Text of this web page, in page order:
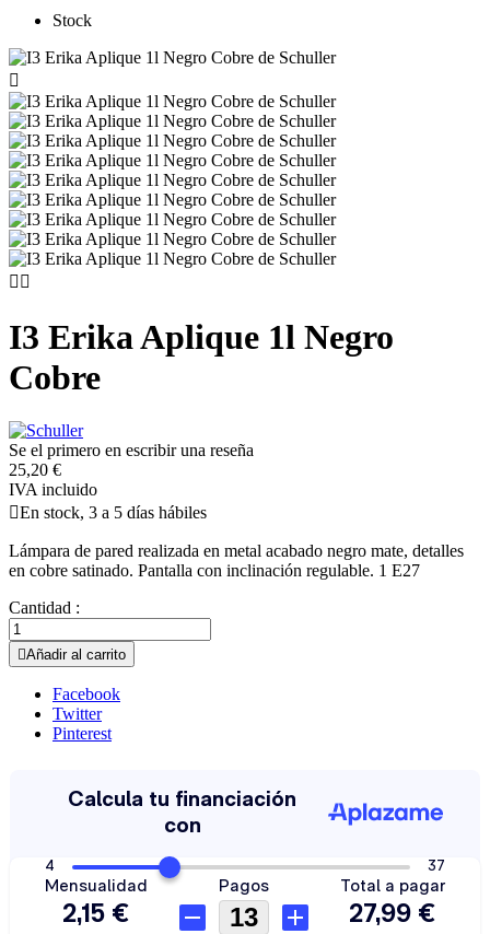
Stock

 
I3 Erika Aplique 1l Negro
Cobre
Se el primero en escribir una reseña
25,20 €
IVA incluido
En stock, 3 a 5 días hábiles
Lámpara de pared realizada en metal acabado negro mate, detalles
en cobre satinado. Pantalla con inclinación regulable. 1 E27
Cantidad :
Añadir al carrito
Facebook
Twitter
Pinterest